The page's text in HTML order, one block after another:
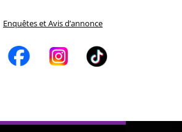
Enquêtes et Avis d’annonce